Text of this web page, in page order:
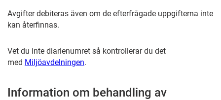
Avgifter debiteras även om de efterfrågade uppgifterna inte
kan återfinnas.
Vet du inte diarienumret så kontrollerar du det
med Miljöavdelningen.
Information om behandling av